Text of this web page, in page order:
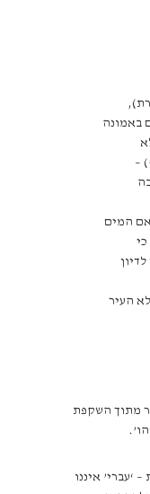
באמונה
–
אם המים
העיר
מתוך השקפת
איננו